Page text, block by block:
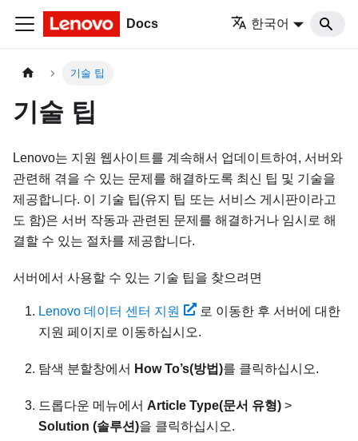
Docs 한국어
기술 팁
기술 팁
Lenovo는 지원 웹사이트를 계속해서 업데이트하여, 서버와
관련해 겪을 수 있는 문제를 해결하도록 최신 팁 및 기술을
제공합니다. 이 기술 팁(유지 팁 또는 서비스 게시판이라고
도 함)은 서버 작동과 관련된 문제를 해결하거나 임시로 해
결할 수 있는 절차를 제공합니다.
서버에서 사용할 수 있는 기술 팁을 찾으려면
Lenovo 데이터 센터 지원
로 이동한 후 서버에 대한
지원 페이지로 이동하십시오.
탐색 분할창에서 How To’s(방법)를 클릭하십시오.
드롭다운 메뉴에서 Article Type(문서 유형) >
Solution (솔루션)을 클릭하십시오.